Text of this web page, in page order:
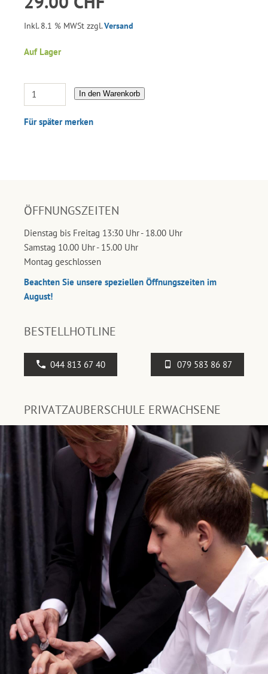
Inkl. 8.1 % MWSt zzgl.Versand
Auf Lager
In den Warenkorb
Für später merken
ÖFFNUNGSZEITEN
Dienstag bis Freitag 13:30 Uhr - 18.00 Uhr
Samstag 10.00 Uhr - 15.00 Uhr
Montag geschlossen
Beachten Sie unsere speziellen Öffnungszeiten im
August!
BESTELLHOTLINE
044 813 67 40 079 583 86 87
PRIVATZAUBERSCHULE ERWACHSENE